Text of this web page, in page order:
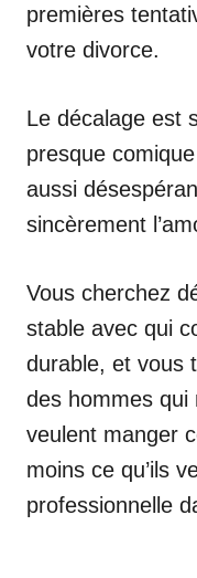
premières
votre divorce.
Le décalage est
presque
aussi
sincèrement
Vous cherchez
stable avec qui
durable, et vous
des hommes qui
veulent manger
moins ce qu’ils
professionnelle